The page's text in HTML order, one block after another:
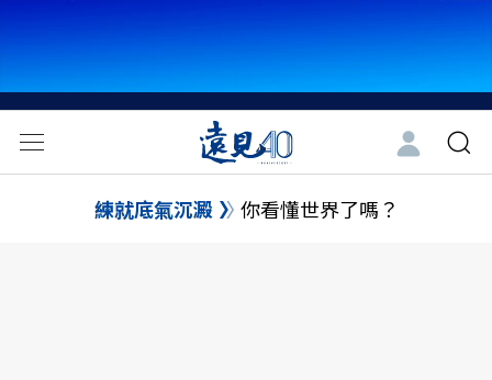
練就底氣沉澱 你看懂世界了嗎？